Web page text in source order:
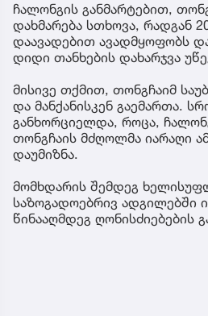
ჩალონგის განმარტებით,
დახმარება სთხოვა, რადგან
დაავადებით ავადმყოფობს
დიდი თანხების დახარჯვა
მისივე თქმით, თონგჩაიმ
და მანქანისკენ გაემართა.
განხორციელდა, როცა,
თონგჩაის მძღოლმა იარაღი
დაუმიზნა.
მომხდარის შემდეგ
საზოგადოებრივ ადგილებში
წინააღმდეგ ღონისძიებების